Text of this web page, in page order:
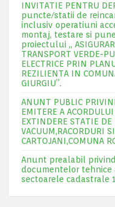
INVITATIE PENTRU
puncte/statii de
inclusiv operatiuni
montaj, testare si
proiectului „
TRANSPORT VERDE-
ELECTRICE PRIN
REZILIENTA IN
GIURGIU”.
ANUNT PUBLIC
EMITERE A
EXTINDERE STATIE DE
VACUUM,RACORDURI
CARTOJANI,COMUNA
Anunt prealabil
documentelor
sectoarele cadastrale